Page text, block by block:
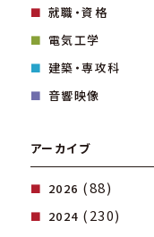
就職・資格
電気工学
建築・専攻科
音響映像
アーカイブ
2026 (88)
2024 (230)